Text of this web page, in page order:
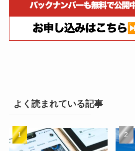
よく読まれている記事